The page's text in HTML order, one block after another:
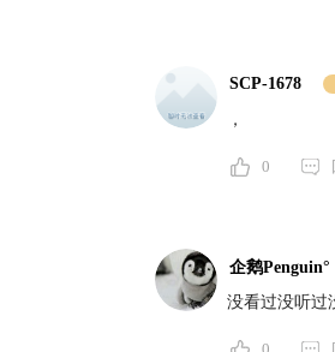
SCP-1678
，
0
企鹅Penguin°
没看过没听过